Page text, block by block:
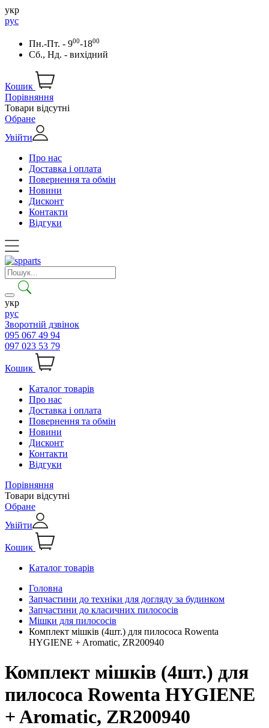
укр
рус
Пн.-Пт. - 900-1800
Сб., Нд. - вихідний
Кошик
Порівняння
Товари відсутні
Обране
Увійти
Про нас
Доставка і оплата
Повернення та обмін
Новини
Дисконт
Контакти
Відгуки
укр
рус
Зворотній дзвінок
095 067 49 94
097 023 53 79
Кошик
Каталог товарів
Про нас
Доставка і оплата
Повернення та обмін
Новини
Дисконт
Контакти
Відгуки
Порівняння
Товари відсутні
Обране
Увійти
Кошик
Каталог товарів
Головна
Запчастини до техніки для догляду за будинком
Запчастини до класичних пилососів
Мішки для пилососів
Комплект мішків (4шт.) для пилососа Rowenta
HYGIENE + Aromatic, ZR200940
Комплект мішків (4шт.) для
пилососа Rowenta HYGIENE
+ Aromatic, ZR200940